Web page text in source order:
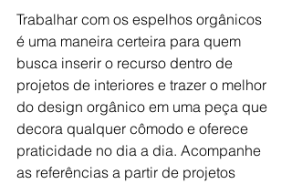
Trabalhar com os espelhos orgânicos
é uma maneira certeira para quem
busca inserir o recurso dentro de
projetos de interiores e trazer o melhor
do design orgânico em uma peça que
decora qualquer cômodo e oferece
praticidade no dia a dia. Acompanhe
as referências a partir de projetos